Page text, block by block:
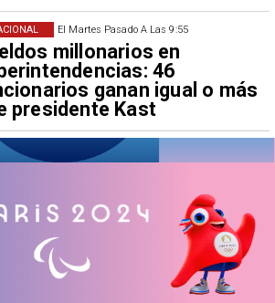
El Martes Pasado A Las 9:55
millonarios en
46
ganan igual o más
presidente Kast